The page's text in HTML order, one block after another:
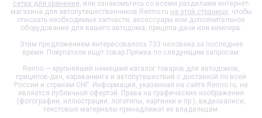
сетка для хранения , или ознакомьтесь со всеми разделами интернет-
магазина для автопутешественников Reimo.ru на этой странице , чтобы
отыскать необходимые запчасти, аксессуары или дополнительное
оборудование для вашего автодома, прицепа-дачи или кемпера.
Этим предложением интересовалось 733 человека за последнее
время. Покупатели ищут товар Пряжка по следующим запросам:
Reimo — крупнейший немецкий каталог товаров для автодомов,
прицепов-дач, караванинга и автопутешествий с доставкой по всей
России и странам СНГ. Информация, указанная на сайте Reimo.ru, не
является публичной офертой. Права на графические изображения
(фотографии, иллюстрации, логотипы, картинки и пр.), видеозаписи,
текстовые материалы принадлежат их владельцам.